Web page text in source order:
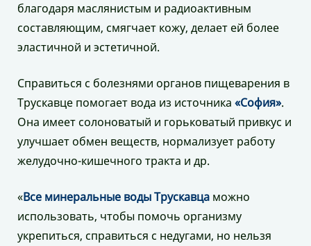
благодаря маслянистым и радиоактивным
составляющим, смягчает кожу, делает ей более
эластичной и эстетичной.
Справиться с болезнями органов пищеварения в
Трускавце помогает вода из источника «София».
Она имеет солоноватый и горьковатый привкус и
улучшает обмен веществ, нормализует работу
желудочно-кишечного тракта и др.
«Все минеральные воды Трускавца можно
использовать, чтобы помочь организму
укрепиться, справиться с недугами, но нельзя